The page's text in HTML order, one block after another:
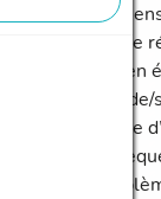
parents,
Présence
Travail en
Présence
durant
son